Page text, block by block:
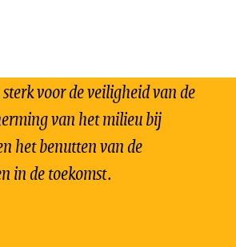
voor de veiligheid van de
van het milieu bij
het benutten van de
in de toekomst.